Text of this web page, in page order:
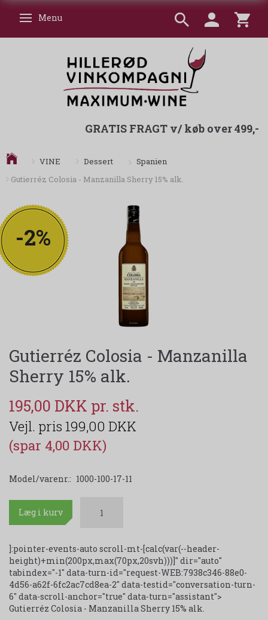
Skifte navigation
Menu
GRATIS FRAGT v/ køb over 499,-
VINE Dessert
Spanien
Gutierréz Colosia - Manzanilla Sherry 15% alk.
-2%
Gutierréz Colosia - Manzanilla
Sherry 15% alk.
195,00 DKK
199,00 DKK
(spar 4,00 DKK)
Model/varenr.: 1000-100-17-11
Læg i kurv
]:pointer-events-auto scroll-mt-[calc(var(--header-
height)+min(200px,max(70px,20svh)))]" dir="auto"
tabindex="-1" data-turn-id="request-WEB:7938c346-88e0-
4d56-a62f-6fc2ac7cd8ea-2" data-testid="conversation-turn-
6" data-scroll-anchor="true" data-turn="assistant">
Gutierréz Colosia - Manzanilla Sherry 15% alk.